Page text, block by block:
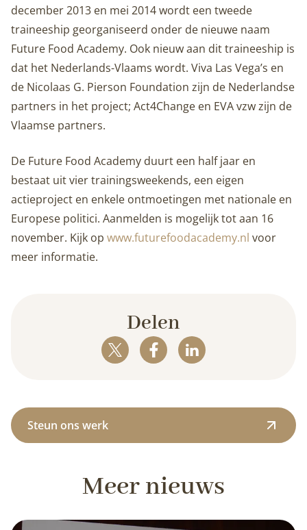
december 2013 en mei 2014 wordt een tweede
traineeship georganiseerd onder de nieuwe naam
Future Food Academy. Ook nieuw aan dit traineeship is
dat het Nederlands-Vlaams wordt. Viva Las Vega’s en
de Nicolaas G. Pierson Foundation zijn de Nederlandse
partners in het project; Act4Change en EVA vzw zijn de
Vlaamse partners.
De Future Food Academy duurt een half jaar en
bestaat uit vier trainingsweekends, een eigen
actieproject en enkele ontmoetingen met nationale en
Europese politici. Aanmelden is mogelijk tot aan 16
november. Kijk op www.futurefoodacademy.nl voor
meer informatie.
Delen
Steun ons werk
Meer nieuws